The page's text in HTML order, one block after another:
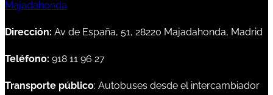
Dirección: Av de España, 51, 28220 Majadahonda, Madrid
Teléfono: 918 11 96 27
Transporte público: Autobuses desde el intercambiador